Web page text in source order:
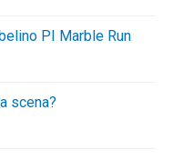
PI Marble Run
scena?